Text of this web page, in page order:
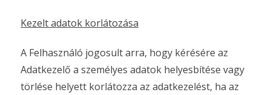
Kezelt adatok korlátozása
A Felhasználó jogosult arra, hogy kérésére az
Adatkezelő a személyes adatok helyesbítése vagy
törlése helyett korlátozza az adatkezelést, ha az